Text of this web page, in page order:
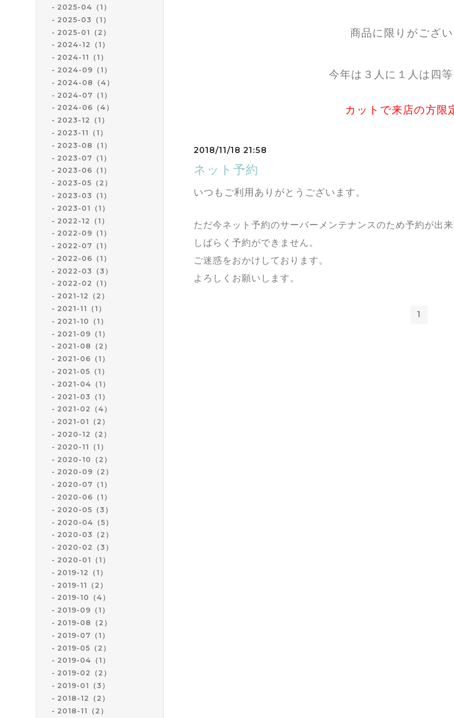
2025-04（1）
2025-03（1）
2025-01（2）
2024-12（1）
2024-11（1）
2024-09（1）
2024-08（4）
2024-07（1）
2024-06（4）
2023-12（1）
2023-11（1）
2023-08（1）
2023-07（1）
2023-06（1）
2023-05（2）
2023-03（1）
2023-01（1）
2022-12（1）
2022-09（1）
2022-07（1）
2022-06（1）
2022-03（3）
2022-02（1）
2021-12（2）
2021-11（1）
2021-10（1）
2021-09（1）
2021-08（2）
2021-06（1）
2021-05（1）
2021-04（1）
2021-03（1）
2021-02（4）
2021-01（2）
2020-12（2）
2020-11（1）
2020-10（2）
2020-09（2）
2020-07（1）
2020-06（1）
2020-05（3）
2020-04（5）
2020-03（2）
2020-02（3）
2020-01（1）
2019-12（1）
2019-11（2）
2019-10（4）
2019-09（1）
2019-08（2）
2019-07（1）
2019-05（2）
2019-04（1）
2019-02（2）
2019-01（3）
2018-12（2）
2018-11（2）
商品に限りがござ
今年は３人に１人は四
カットで来店の方限
2018/11/18 21:58
ネット予約
いつもご利用ありがとうございます。
ただ今ネット予約のサーバーメンテナンスのため予約が出
しばらく予約ができません。
ご迷惑をおかけしております。
よろしくお願いします。
1